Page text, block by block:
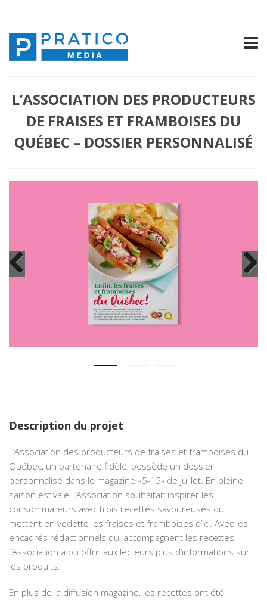
L’ASSOCIATION DES PRODUCTEURS
DE FRAISES ET FRAMBOISES DU
QUÉBEC – DOSSIER PERSONNALISÉ
Description du projet
L’Association des producteurs de fraises et framboises du
Québec, un partenaire fidèle, possède un dossier
personnalisé dans le magazine «5-15» de juillet. En pleine
saison estivale, l’Association souhaitait inspirer les
consommateurs avec trois recettes savoureuses qui
mettent en vedette les fraises et framboises d’ici. Avec les
encadrés rédactionnels qui accompagnent les recettes,
l’Association a pu offrir aux lecteurs plus d’informations sur
les produits.
En plus de la diffusion magazine, les recettes ont été